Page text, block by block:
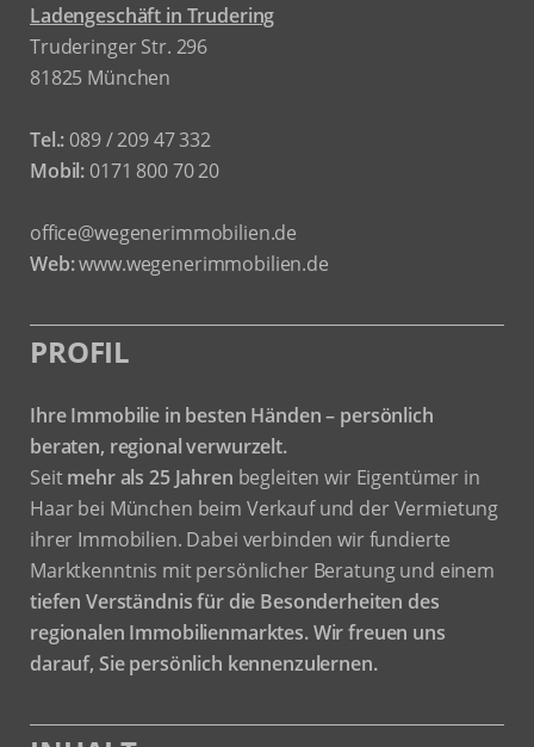
Ladengeschäft in Trudering
Truderinger Str. 296
81825 München
Tel.: 089 / 209 47 332
Mobil: 0171 800 70 20
office@wegenerimmobilien.de
Web:www.wegenerimmobilien.de
PROFIL
Ihre Immobilie in besten Händen – persönlich
beraten, regional verwurzelt.
Seitmehr als 25 Jahren begleiten wir Eigentümer in
Haar bei München beim Verkauf und der Vermietung
ihrer Immobilien. Dabei verbinden wir fundierte
Marktkenntnis mit persönlicher Beratung und einem
tiefen Verständnis für die Besonderheiten des
regionalen Immobilienmarktes.Wir freuen uns
darauf, Sie persönlich kennenzulernen.